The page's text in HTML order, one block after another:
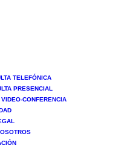
TELEFÓNICA
PRESENCIAL
CONFERENCIA